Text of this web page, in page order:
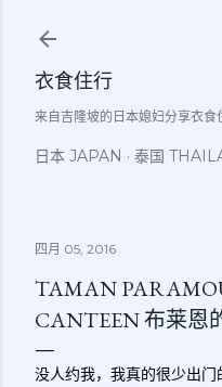
衣食住行
来自吉隆坡的日本媳妇分享衣
日本 JAPAN 泰国
四月 05, 2016
TAMAN
CANTEEN 布莱恩
没人约我，我真的很少出